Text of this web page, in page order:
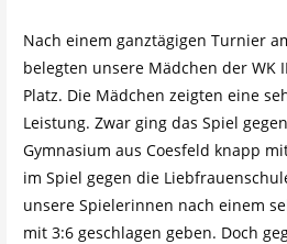
Nach einem ganztägigen Turnier
belegten unsere Mädchen der WK
Platz. Die Mädchen zeigten eine
Leistung. Zwar ging das Spiel
Gymnasium aus Coesfeld knapp
im Spiel gegen die
unsere Spielerinnen nach einem
mit 3:6 geschlagen geben. Doch